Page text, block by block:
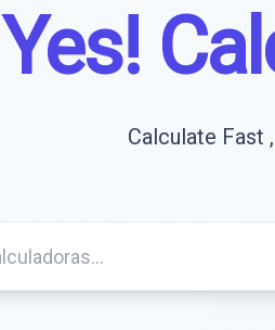
Yes!
Calculate Fast